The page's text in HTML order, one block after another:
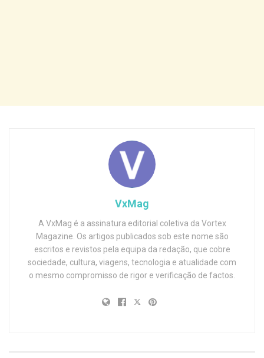
VxMag
A VxMag é a assinatura editorial coletiva da Vortex
Magazine. Os artigos publicados sob este nome são
escritos e revistos pela equipa da redação, que cobre
sociedade, cultura, viagens, tecnologia e atualidade com
o mesmo compromisso de rigor e verificação de factos.